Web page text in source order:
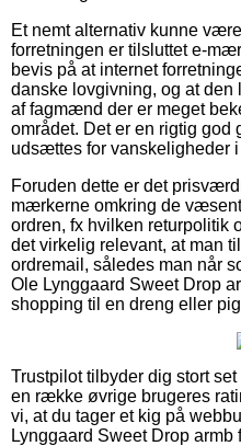
Et nemt alternativ kunne
forretningen er tilsluttet e-
bevis på at internet
danske lovgivning, og at
af fagmænd der er meget
området. Det er en rigtig god
udsættes for vanskeligheder
Foruden dette er det
mærkerne omkring de
ordren, fx hvilken returpolitik
det virkelig relevant, at man
ordremail, således man når
Ole Lynggaard Sweet Drop
shopping til en dreng eller
Trustpilot tilbyder dig stort
en række øvrige brugeres
vi, at du tager et kig på
Lynggaard Sweet Drop armb